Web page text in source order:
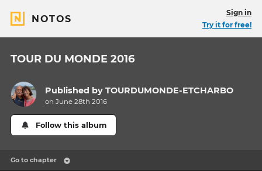
NOTOS
Sign in
Try it for free!
TOUR DU MONDE 2016
Published byTOURDUMONDE-ETCHARBO
on June 28th 2016
Follow this album
Go to chapter